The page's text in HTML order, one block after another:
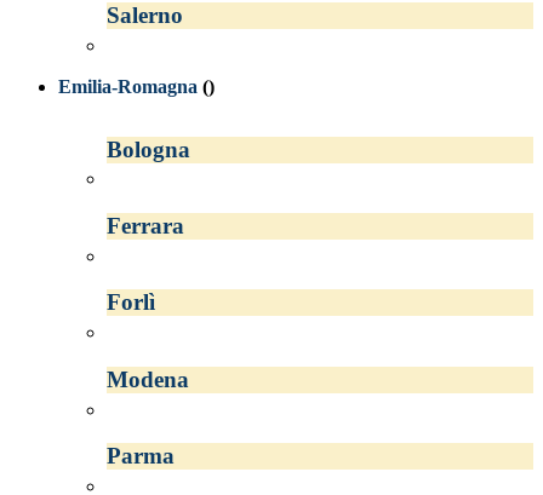
Salerno
Emilia-Romagna ()
Bologna
Ferrara
Forlì
Modena
Parma